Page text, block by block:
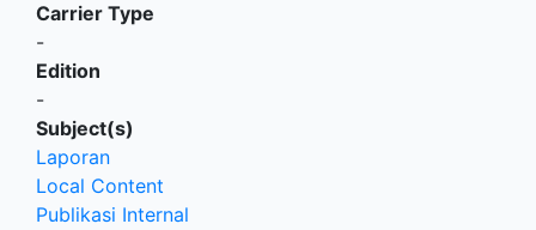
Carrier Type
-
Edition
-
Subject(s)
Laporan
Local Content
Publikasi Internal